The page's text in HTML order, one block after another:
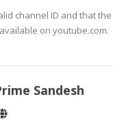
channel ID and that
available on youtube.com.
Sandesh